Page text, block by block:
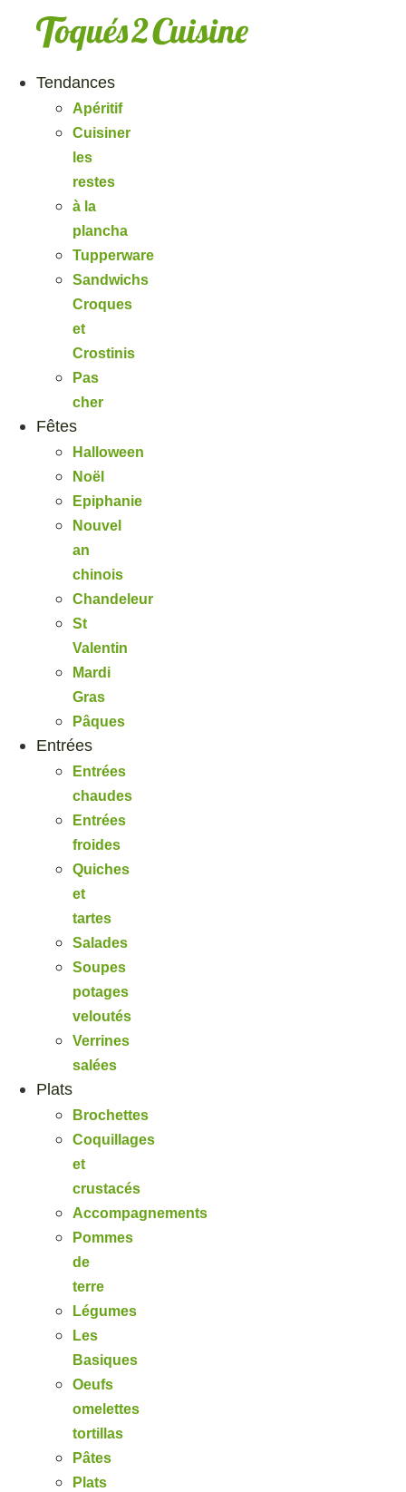
Tendances
Apéritif
Cuisiner
les
restes
à la
plancha
Tupperware
Sandwichs
Croques
et
Crostinis
Pas
cher
Fêtes
Halloween
Noël
Epiphanie
Nouvel
an
chinois
Chandeleur
St
Valentin
Mardi
Gras
Pâques
Entrées
Entrées
chaudes
Entrées
froides
Quiches
et
tartes
Salades
Soupes
potages
veloutés
Verrines
salées
Plats
Brochettes
Coquillages
et
crustacés
Accompagnements
Pommes
de
terre
Légumes
Les
Basiques
Oeufs
omelettes
tortillas
Pâtes
Plats